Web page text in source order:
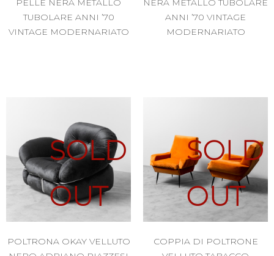
PELLE NERA METALLO
TUBOLARE ANNI ’70
VINTAGE MODERNARIATO
NERA METALLO TUBOLARE
ANNI ’70 VINTAGE
MODERNARIATO
SOLD
OUT
POLTRONA OKAY VELLUTO
SOLD
OUT
COPPIA DI POLTRONE